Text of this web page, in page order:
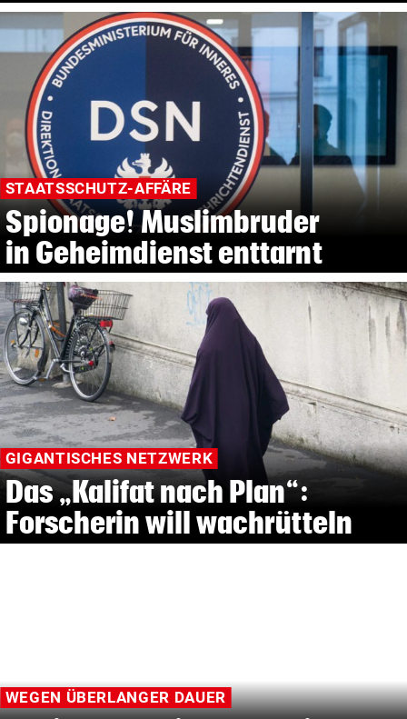
STAATSSCHUTZ-AFFÄRE
Spionage! Muslimbruder
in Geheimdienst enttarnt
GIGANTISCHES NETZWERK
Das „Kalifat nach Plan“:
Forscherin will wachrütteln
WEGEN ÜBERLANGER DAUER